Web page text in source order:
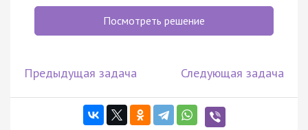
Посмотреть решение
Предыдущая задача Следующая задача